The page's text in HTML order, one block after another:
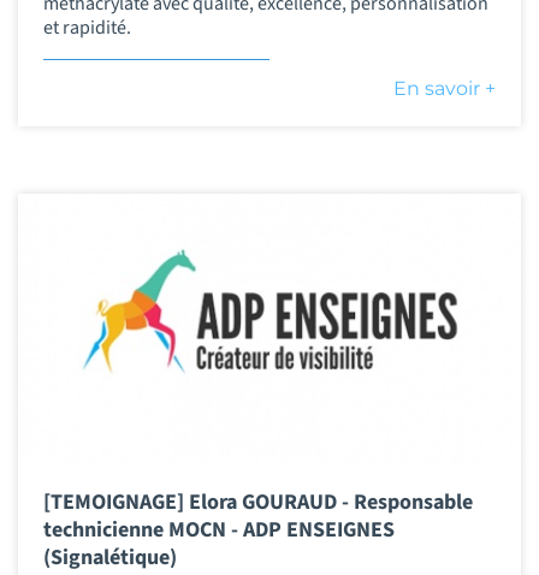
et rapidité.
En savoir +
[TEMOIGNAGE] Elora GOURAUD - Responsable
technicienne MOCN - ADP ENSEIGNES
(Signalétique)